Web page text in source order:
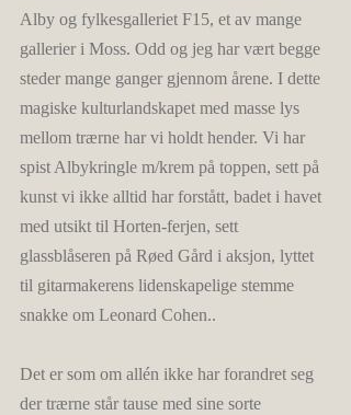
Alby og fylkesgalleriet F15, et av mange
gallerier i Moss. Odd og jeg har vært begge
steder mange ganger gjennom årene. I dette
magiske kulturlandskapet med masse lys
mellom trærne har vi holdt hender. Vi har
spist Albykringle m/krem på toppen, sett på
kunst vi ikke alltid har forstått, badet i havet
med utsikt til Horten-ferjen, sett
glassblåseren på Røed Gård i aksjon, lyttet
til gitarmakerens lidenskapelige stemme
snakke om Leonard Cohen..
Det er som om allén ikke har forandret seg
der trærne står tause med sine sorte